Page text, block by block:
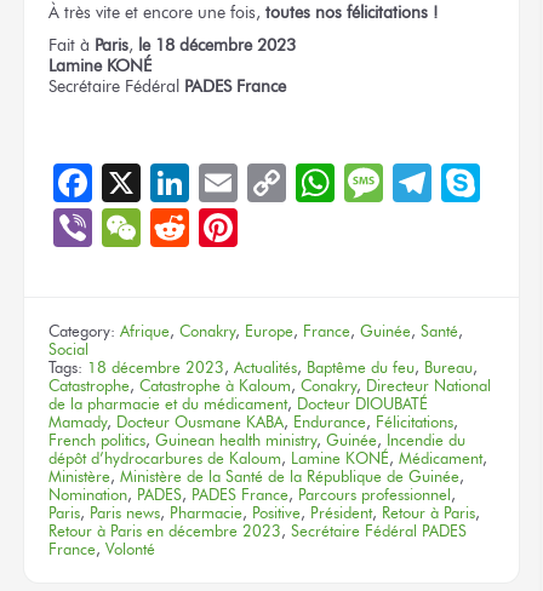
À très vite et encore une fois, toutes nos félicitations !
Fait à Paris, le 18 décembre 2023
Lamine KONÉ
Secrétaire Fédéral PADES France
Facebook
X LinkedIn
EmailCopyWhatsApp
Message
ViberWeChat
Reddit
Category: Afrique, Conakry, Europe, France, Guinée, Santé,
Social
Tags: 18 décembre 2023, Actualités, Baptême du feu, Bureau,
Catastrophe, Catastrophe à Kaloum, Conakry, Directeur National
de la pharmacie et du médicament, Docteur DIOUBATÉ
Mamady, Docteur Ousmane KABA, Endurance, Félicitations,
French politics, Guinean health ministry, Guinée, Incendie du
dépôt d’hydrocarbures de Kaloum, Lamine KONÉ, Médicament,
Ministère, Ministère de la Santé de la République de Guinée,
Nomination, PADES, PADES France, Parcours professionnel ,
Paris, Paris news, Pharmacie, Positive, Président, Retour à Paris,
Retour à Paris en décembre 2023, Secrétaire Fédéral PADES
France, Volonté